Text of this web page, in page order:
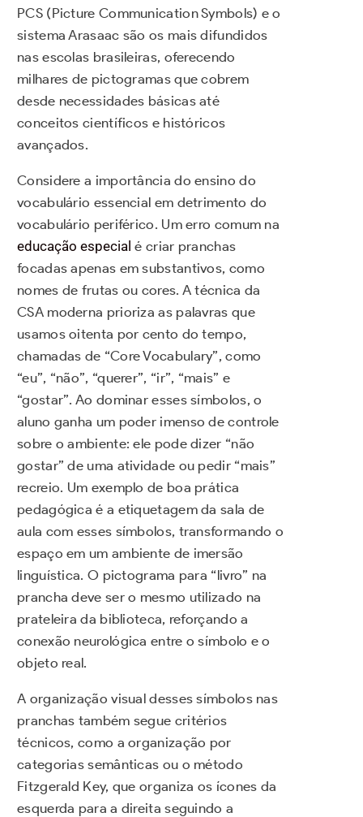
PCS (Picture Communication Symbols) e o
sistema Arasaac são os mais difundidos
nas escolas brasileiras, oferecendo
milhares de pictogramas que cobrem
desde necessidades básicas até
conceitos científicos e históricos
avançados.
Considere a importância do ensino do
vocabulário essencial em detrimento do
vocabulário periférico. Um erro comum na
educação especial é criar pranchas
focadas apenas em substantivos, como
nomes de frutas ou cores. A técnica da
CSA moderna prioriza as palavras que
usamos oitenta por cento do tempo,
chamadas de “Core Vocabulary”, como
“eu”, “não”, “querer”, “ir”, “mais” e
“gostar”. Ao dominar esses símbolos, o
aluno ganha um poder imenso de controle
sobre o ambiente: ele pode dizer “não
gostar” de uma atividade ou pedir “mais”
recreio. Um exemplo de boa prática
pedagógica é a etiquetagem da sala de
aula com esses símbolos, transformando o
espaço em um ambiente de imersão
linguística. O pictograma para “livro” na
prancha deve ser o mesmo utilizado na
prateleira da biblioteca, reforçando a
conexão neurológica entre o símbolo e o
objeto real.
A organização visual desses símbolos nas
pranchas também segue critérios
técnicos, como a organização por
categorias semânticas ou o método
Fitzgerald Key, que organiza os ícones da
esquerda para a direita seguindo a